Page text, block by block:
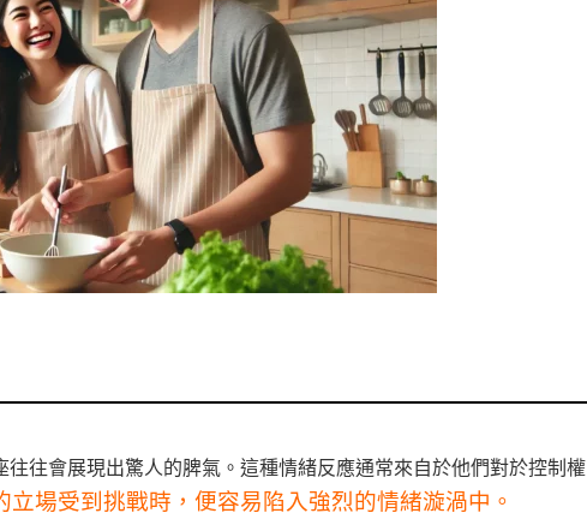
往會展現出驚人的脾氣。這種情緒反應通常來自於他們對於控制權
立場受到挑戰時，便容易陷入強烈的情緒漩渦中。